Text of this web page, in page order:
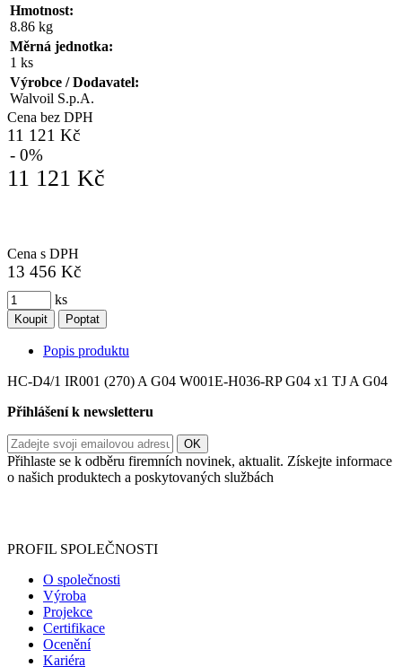
Hmotnost:
8.86 kg
Měrná jednotka:
1 ks
Výrobce / Dodavatel:
Walvoil S.p.A.
Cena bez DPH
11 121 Kč
- 0%
11 121 Kč
Cena s DPH
13 456 Kč
ks
Koupit Poptat
Popis produktu
HC-D4/1 IR001 (270) A G04 W001E-H036-RP G04 x1 TJ A G04
Přihlášení k newsletteru
Přihlaste se k odběru firemních novinek, aktualit. Získejte informace
o našich produktech a poskytovaných službách
PROFIL SPOLEČNOSTI
O společnosti
Výroba
Projekce
Certifikace
Ocenění
Kariéra